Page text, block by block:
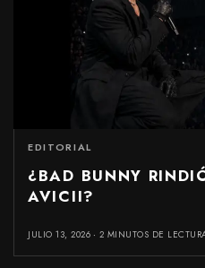
EDITORIAL
¿BAD BUNNY
AVICII?
JULIO 13, 2026 2 MINUTOS DE